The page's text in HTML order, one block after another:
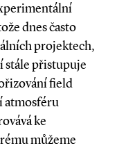
dnes často
projektech,
stále přistupuje
field
atmosféru
ke
můžeme